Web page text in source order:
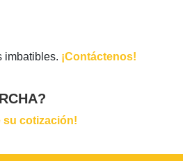
imbatibles. ¡Contáctenos!
su cotización!